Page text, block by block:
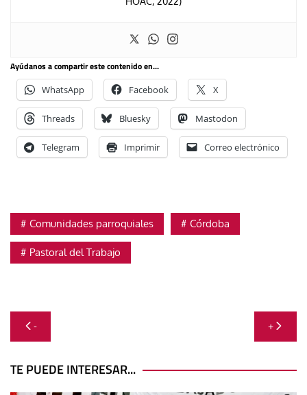
Ayúdanos a compartir este contenido en...
WhatsApp Facebook X
Threads Bluesky Mastodon
Telegram Imprimir Correo electrónico
Comunidades parroquiales Córdoba
Pastoral del Trabajo
Navegación
de
entradas
- +
TE PUEDE INTERESAR...